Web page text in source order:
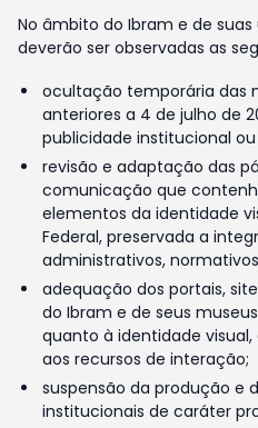
No âmbito do Ibram e de
deverão ser observadas as
ocultação temporária das
anteriores a 4 de julho de
publicidade institucional
revisão e adaptação das
comunicação que
elementos da identidade
Federal, preservada a
administrativos,
adequação dos portais,
do Ibram e de seus
quanto à identidade
aos recursos de interação;
suspensão da produção e
institucionais de caráter